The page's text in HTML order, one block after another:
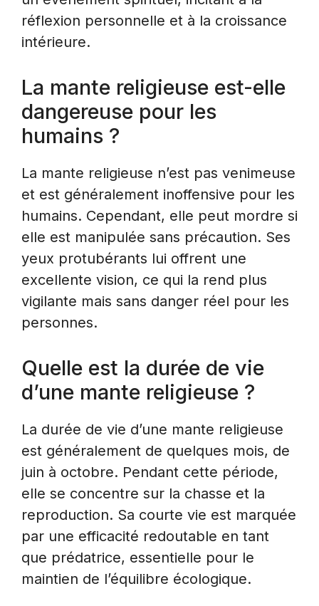
réflexion personnelle et à la croissance
intérieure.
La mante religieuse est-elle
dangereuse pour les
humains ?
La mante religieuse n’est pas venimeuse
et est généralement inoffensive pour les
humains. Cependant, elle peut mordre si
elle est manipulée sans précaution. Ses
yeux protubérants lui offrent une
excellente vision, ce qui la rend plus
vigilante mais sans danger réel pour les
personnes.
Quelle est la durée de vie
d’une mante religieuse ?
La durée de vie d’une mante religieuse
est généralement de quelques mois, de
juin à octobre. Pendant cette période,
elle se concentre sur la chasse et la
reproduction. Sa courte vie est marquée
par une efficacité redoutable en tant
que prédatrice, essentielle pour le
maintien de l’équilibre écologique.